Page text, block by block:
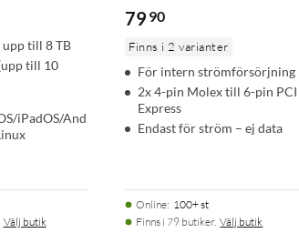
upp till 8 TB
till 10
iPadOS/And
Välj butik
79 90
Finns i 2 varianter
För intern strömförsörjning
2x 4-pin Molex till 6-pin PCI
Express
Endast för ström – ej data
Online: 100+ st
Finns i 79 butiker. Välj butik